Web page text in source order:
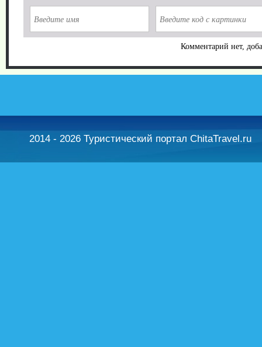
Комментарий нет,
2014 - 2026 Туристический портал ChitaTravel.ru